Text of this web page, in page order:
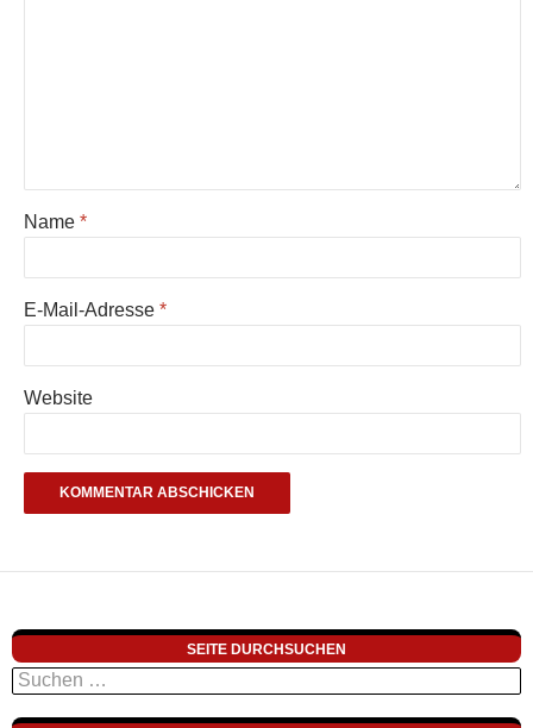
Name *
E-Mail-Adresse *
Website
SEITE DURCHSUCHEN
Suchen
nach: